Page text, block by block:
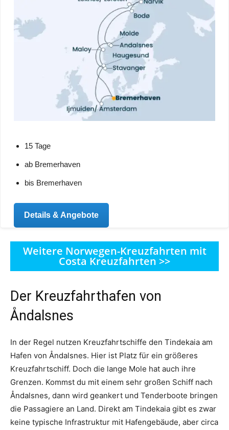
15 Tage
ab Bremerhaven
bis Bremerhaven
Details & Angebote
Weitere Norwegen-Kreuzfahrten mit
Costa Kreuzfahrten >>
Der Kreuzfahrthafen von
Åndalsnes
In der Regel nutzen Kreuzfahrtschiffe den Tindekaia am
Hafen von Åndalsnes. Hier ist Platz für ein größeres
Kreuzfahrtschiff. Doch die lange Mole hat auch ihre
Grenzen. Kommst du mit einem sehr großen Schiff nach
Åndalsnes, dann wird geankert und Tenderboote bringen
die Passagiere an Land. Direkt am Tindekaia gibt es zwar
keine typische Infrastruktur mit Hafengebäude, aber circa